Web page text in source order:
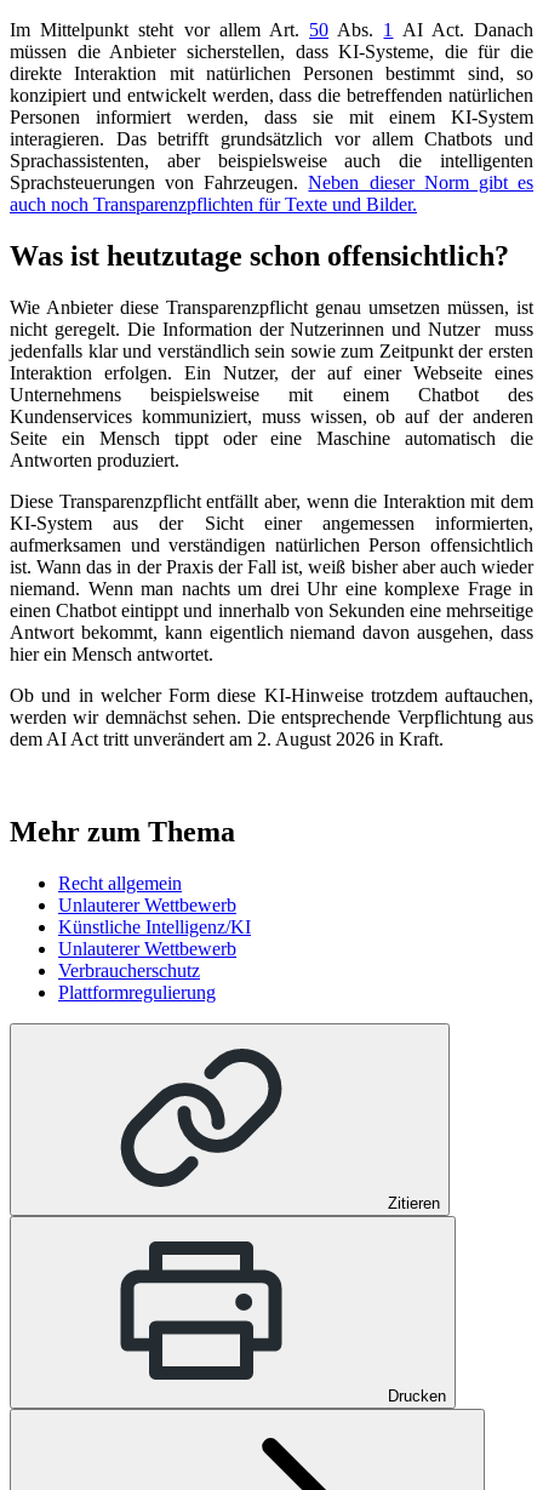
Im Mittelpunkt steht vor allem Art. 50 Abs. 1 AI Act. Danach
müssen die Anbieter sicherstellen, dass KI-Systeme, die für die
direkte Interaktion mit natürlichen Personen bestimmt sind, so
konzipiert und entwickelt werden, dass die betreffenden natürlichen
Personen informiert werden, dass sie mit einem KI-System
interagieren. Das betrifft grundsätzlich vor allem Chatbots und
Sprachassistenten, aber beispielsweise auch die intelligenten
Sprachsteuerungen von Fahrzeugen.Neben dieser Norm gibt es
auch noch Transparenzpflichten für Texte und Bilder.
Was ist heutzutage schon offensichtlich?
Wie Anbieter diese Transparenzpflicht genau umsetzen müssen, ist
nicht geregelt. Die Information der Nutzerinnen und Nutzer muss
jedenfalls klar und verständlich sein sowie zum Zeitpunkt der ersten
Interaktion erfolgen. Ein Nutzer, der auf einer Webseite eines
Unternehmens beispielsweise mit einem Chatbot des
Kundenservices kommuniziert, muss wissen, ob auf der anderen
Seite ein Mensch tippt oder eine Maschine automatisch die
Antworten produziert.
Diese Transparenzpflicht entfällt aber, wenn die Interaktion mit dem
KI-System aus der Sicht einer angemessen informierten,
aufmerksamen und verständigen natürlichen Person offensichtlich
ist. Wann das in der Praxis der Fall ist, weiß bisher aber auch wieder
niemand. Wenn man nachts um drei Uhr eine komplexe Frage in
einen Chatbot eintippt und innerhalb von Sekunden eine mehrseitige
Antwort bekommt, kann eigentlich niemand davon ausgehen, dass
hier ein Mensch antwortet.
Ob und in welcher Form diese KI-Hinweise trotzdem auftauchen,
werden wir demnächst sehen. Die entsprechende Verpflichtung aus
dem AI Act tritt unverändert am 2. August 2026 in Kraft.
Mehr zum Thema
Recht allgemein
Unlauterer Wettbewerb
Künstliche Intelligenz/KI
Unlauterer Wettbewerb
Verbraucherschutz
Plattformregulierung
Zitieren
Drucken